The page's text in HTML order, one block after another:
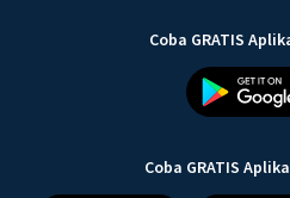
Coba GRATIS
Coba GRATIS